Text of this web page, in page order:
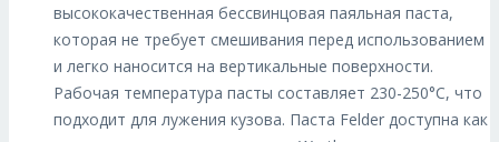
высококачественная бессвинцовая паяльная паста,
которая не требует смешивания перед использованием
и легко наносится на вертикальные поверхности.
Рабочая температура пасты составляет 230-250°C, что
подходит для лужения кузова. Паста Felder доступна как